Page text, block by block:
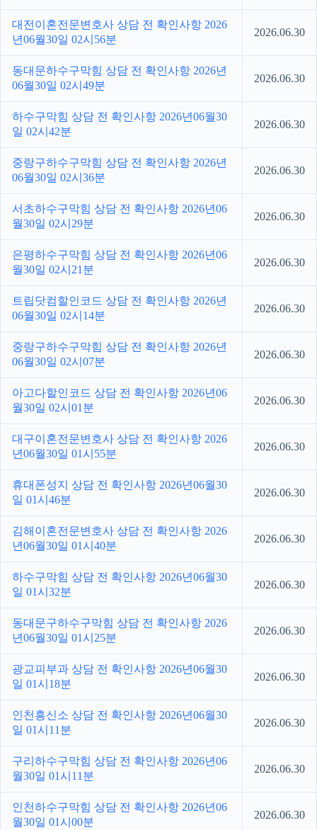
대전이혼전문변호사 상담 전 확인사항 2026
년06월30일 02시56분
2026.06.30
동대문하수구막힘 상담 전 확인사항 2026년
06월30일 02시49분
2026.06.30
하수구막힘 상담 전 확인사항 2026년06월30
일 02시42분
2026.06.30
중랑구하수구막힘 상담 전 확인사항 2026년
06월30일 02시36분
2026.06.30
서초하수구막힘 상담 전 확인사항 2026년06
월30일 02시29분
2026.06.30
은평하수구막힘 상담 전 확인사항 2026년06
월30일 02시21분
2026.06.30
트립닷컴할인코드 상담 전 확인사항 2026년
06월30일 02시14분
2026.06.30
중랑구하수구막힘 상담 전 확인사항 2026년
06월30일 02시07분
2026.06.30
아고다할인코드 상담 전 확인사항 2026년06
월30일 02시01분
2026.06.30
대구이혼전문변호사 상담 전 확인사항 2026
년06월30일 01시55분
2026.06.30
휴대폰성지 상담 전 확인사항 2026년06월30
일 01시46분
2026.06.30
김해이혼전문변호사 상담 전 확인사항 2026
년06월30일 01시40분
2026.06.30
하수구막힘 상담 전 확인사항 2026년06월30
일 01시32분
2026.06.30
동대문구하수구막힘 상담 전 확인사항 2026
년06월30일 01시25분
2026.06.30
광교피부과 상담 전 확인사항 2026년06월30
일 01시18분
2026.06.30
인천흥신소 상담 전 확인사항 2026년06월30
일 01시11분
2026.06.30
구리하수구막힘 상담 전 확인사항 2026년06
월30일 01시11분
2026.06.30
인천하수구막힘 상담 전 확인사항 2026년06
월30일 01시00분
2026.06.30